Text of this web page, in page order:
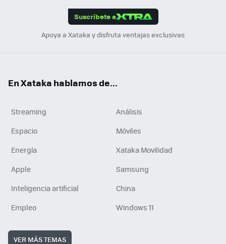
Suscríbete a
Apoya a Xataka y disfruta ventajas exclusivas
En Xataka hablamos de...
Streaming
Análisis
Espacio
Móviles
Energía
Xataka Movilidad
Apple
Samsung
Inteligencia artificial
China
Empleo
Windows 11
VER MÁS TEMAS